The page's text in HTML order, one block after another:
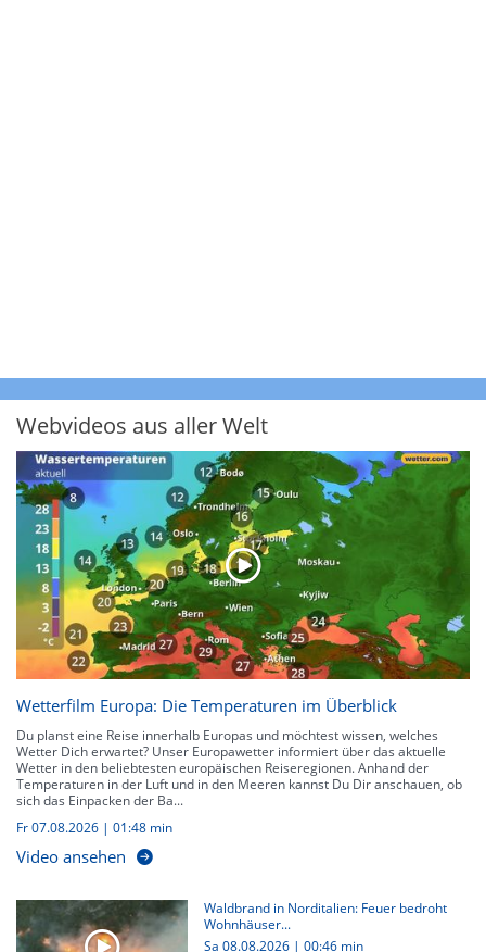
Webvideos aus aller Welt
Wetterfilm Europa: Die Temperaturen im Überblick
Du planst eine Reise innerhalb Europas und möchtest wissen, welches
Wetter Dich erwartet? Unser Europawetter informiert über das aktuelle
Wetter in den beliebtesten europäischen Reiseregionen. Anhand der
Temperaturen in der Luft und in den Meeren kannst Du Dir anschauen, ob
sich das Einpacken der Ba...
Fr 07.08.2026 | 01:48 min
Video ansehen
Waldbrand in Norditalien: Feuer bedroht
Wohnhäuser...
Sa 08.08.2026 |00:46 min